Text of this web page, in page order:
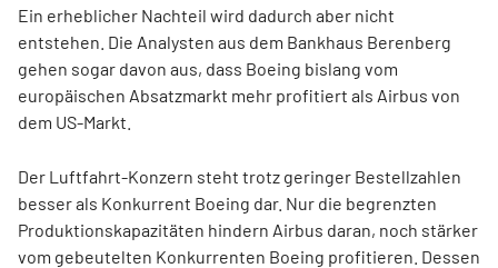
Ein erheblicher Nachteil wird dadurch aber nicht
entstehen. Die Analysten aus dem Bankhaus Berenberg
gehen sogar davon aus, dass Boeing bislang vom
europäischen Absatzmarkt mehr profitiert als Airbus von
dem US-Markt.
Der Luftfahrt-Konzern steht trotz geringer Bestellzahlen
besser als Konkurrent Boeing dar. Nur die begrenzten
Produktionskapazitäten hindern Airbus daran, noch stärker
vom gebeutelten Konkurrenten Boeing profitieren. Dessen